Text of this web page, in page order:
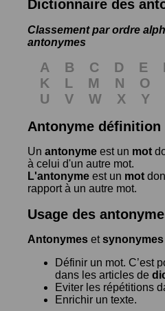
Dictionnaire des
Classement par ordre
antonymes
A B C D E
K
L M N O
U
V W X Y
Antonyme définition
Un antonyme est un mot
à celui d'un autre mot.
L'antonyme est un mot
rapport à un autre mot.
Usage des
Antonymes etsynonymes
Définir un mot. C’est
dans les articles de
Eviter les répétitions
Enrichir un texte.